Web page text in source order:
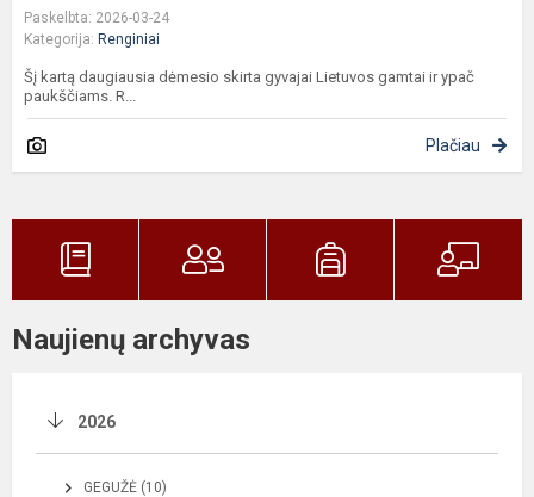
Paskelbta: 2026-03-24
Kategorija: Renginiai
Šį kartą daugiausia dėmesio skirta gyvajai Lietuvos gamtai ir ypač
paukščiams. R...
Plačiau
Naujienų archyvas
2026
GEGUŽĖ (10)